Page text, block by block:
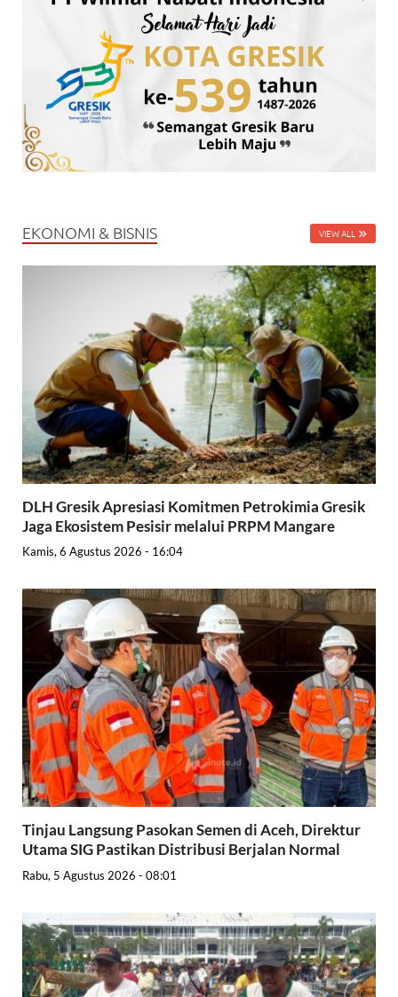
EKONOMI & BISNIS VIEW ALL
DLH Gresik Apresiasi Komitmen Petrokimia Gresik
Jaga Ekosistem Pesisir melalui PRPM Mangare
Kamis, 6 Agustus 2026 - 16:04
Tinjau Langsung Pasokan Semen di Aceh, Direktur
Utama SIG Pastikan Distribusi Berjalan Normal
Rabu, 5 Agustus 2026 - 08:01